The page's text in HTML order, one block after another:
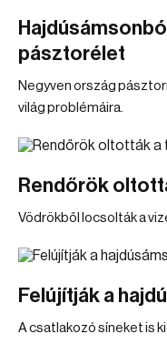
pásztorélet
Negyven ország
világ problémáira.
Rendőrök
Vödrökből locsolták a
Felújítják a
A csatlakozó síneket is